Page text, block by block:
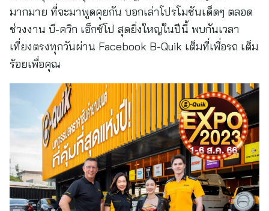
มากมาย ที่จะมาพูดคุยกัน บอกเล่าโปรโมชันเด็ดๆ ตลอด
ช่วงงาน บี-ควิก เอ็กซ์โป สุดยิ่งใหญ่ในปีนี้ พบกันเวลา
เที่ยงตรงทุกวันผ่าน Facebook B-Quik เต็มที่เพื่อรถ เต็ม
ร้อยเพื่อคุณ